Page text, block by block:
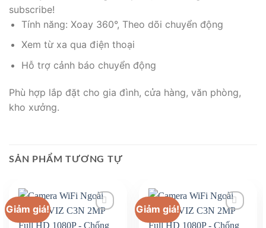
subscribe!
Tính năng: Xoay 360°, Theo dõi chuyển động
Xem từ xa qua điện thoại
Hỗ trợ cảnh báo chuyển động
Phù hợp lắp đặt cho gia đình, cửa hàng, văn phòng,
kho xưởng.
SẢN PHẨM TƯƠNG TỰ
Giảm giá! Giảm giá!